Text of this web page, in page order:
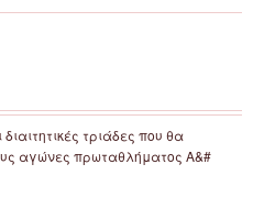
τριάδες που θα
αγώνες πρωταθλήματος Α&#